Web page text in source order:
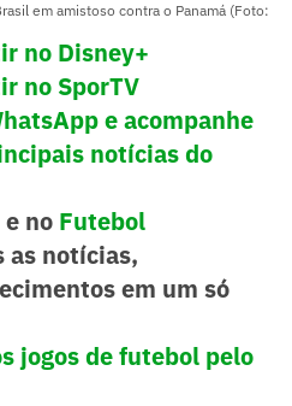
em amistoso contra o Panamá (Foto:
no Disney+
no SporTV
e acompanhe
notícias do
no Futebol
as notícias,
em um só
jogos de futebol pelo